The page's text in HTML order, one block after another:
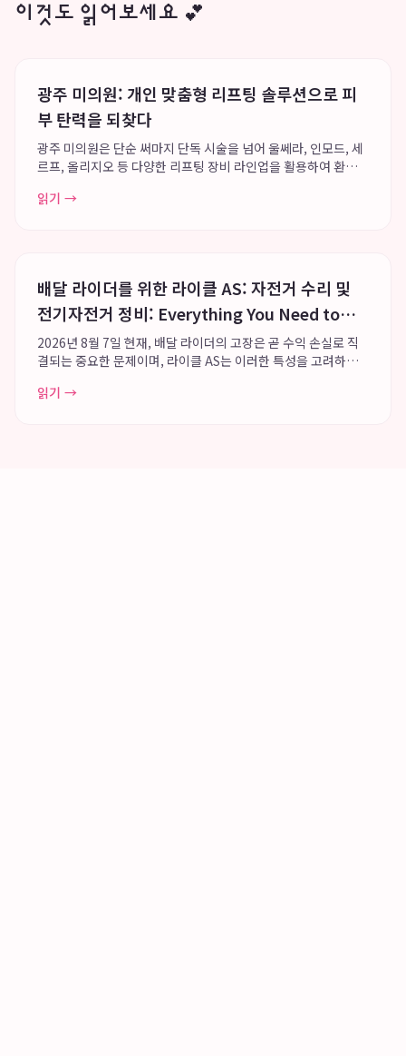
이것도 읽어보세요 💕
광주 미의원: 개인 맞춤형 리프팅 솔루션으로 피
부 탄력을 되찾다
광주 미의원은 단순 써마지 단독 시술을 넘어 울쎄라, 인모드, 세
르프, 올리지오 등 다양한 리프팅 장비 라인업을 활용하여 환자
대로 다나메디칼센터 4층과 8층에 위치한 광주 미의원은 리프팅
읽기 →
배달 라이더를 위한 라이클 AS: 자전거 수리 및
전기자전거 정비: Everything You Need to
Know
2026년 8월 7일 현재, 배달 라이더의 고장은 곧 수익 손실로 직
결되는 중요한 문제이며, 라이클 AS는 이러한 특성을 고려하여
귀할 수 있도록 지원합니다. 특히 펑크나 소모품 교체와 같은 긴
읽기 →